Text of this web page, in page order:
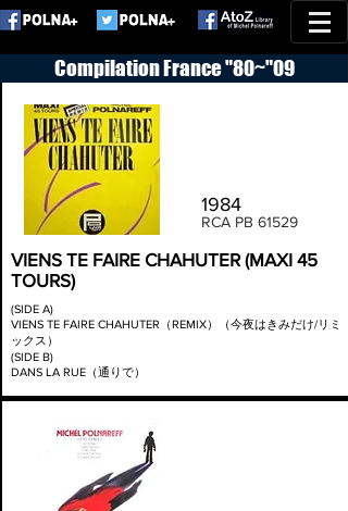
Compilation France "80~"09
RCA PB 61529
1984
VIENS TE FAIRE CHAHUTER (MAXI 45
TOURS)
(SIDE A)
VIENS TE FAIRE CHAHUTER（REMIX）（今夜はきみだけ/リミ
ックス ）
(SIDE B)
DANS LA RUE（通りで）